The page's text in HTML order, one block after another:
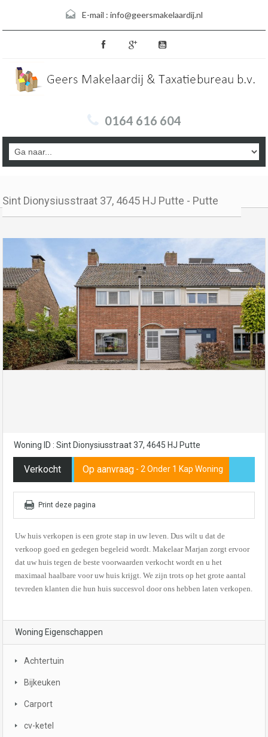
E-mail : info@geersmakelaardij.nl
0164 616 604
Sint Dionysiusstraat 37, 4645 HJ Putte - Putte
Woning ID : Sint Dionysiusstraat 37, 4645 HJ Putte
Verkocht Op aanvraag - 2 Onder 1 Kap Woning
Print deze pagina
Uw huis verkopen is een grote stap in uw leven. Dus wilt u dat de
verkoop goed en gedegen begeleid wordt. Makelaar Marjan zorgt ervoor
dat uw huis tegen de beste voorwaarden verkocht wordt en u het
maximaal haalbare voor uw huis krijgt. We zijn trots op het grote aantal
tevreden klanten die hun huis succesvol door ons hebben laten verkopen.
Woning Eigenschappen
Achtertuin
Bijkeuken
Carport
cv-ketel